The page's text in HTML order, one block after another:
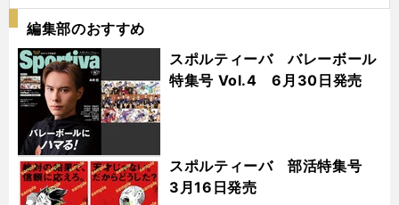
編集部のおすすめ
スポルティーバ バレーボール
特集号 Vol.4 6月30日発売
スポルティーバ 部活特集号
3月16日発売